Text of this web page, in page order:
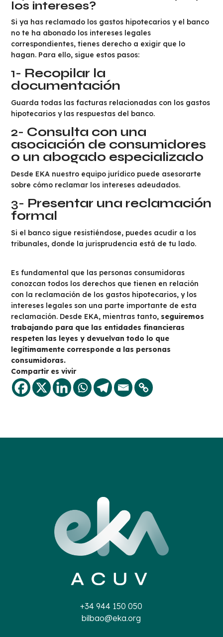
los intereses?
Si ya has reclamado los gastos hipotecarios y el banco
no te ha abonado los intereses legales
correspondientes, tienes derecho a exigir que lo
hagan. Para ello, sigue estos pasos:
1- Recopilar la
documentación
Guarda todas las facturas relacionadas con los gastos
hipotecarios y las respuestas del banco.
2- Consulta con una
asociación de consumidores
o un abogado especializado
Desde EKA nuestro equipo jurídico puede asesorarte
sobre cómo reclamar los intereses adeudados.
3- Presentar una reclamación
formal
Si el banco sigue resistiéndose, puedes acudir a los
tribunales, donde la jurisprudencia está de tu lado.
Es fundamental que las personas consumidoras
conozcan todos los derechos que tienen en relación
con la reclamación de los gastos hipotecarios, y los
intereses legales son una parte importante de esta
reclamación. Desde EKA, mientras tanto, seguiremos
trabajando para que las entidades financieras
respeten las leyes y devuelvan todo lo que
legítimamente corresponde a las personas
consumidoras.
Compartir es vivir
+34 944 150 050
bilbao@eka.org